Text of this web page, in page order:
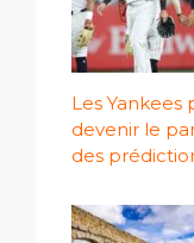
Les
devenir le
des